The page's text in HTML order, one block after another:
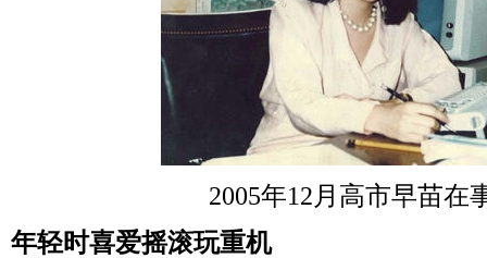
2005年12月高市早苗在
年轻时喜爱摇滚玩重机